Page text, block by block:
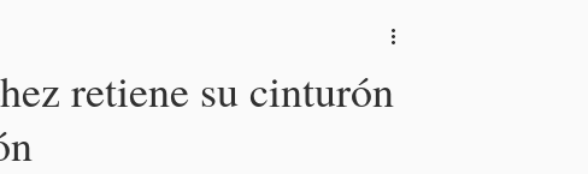
retiene su cinturón